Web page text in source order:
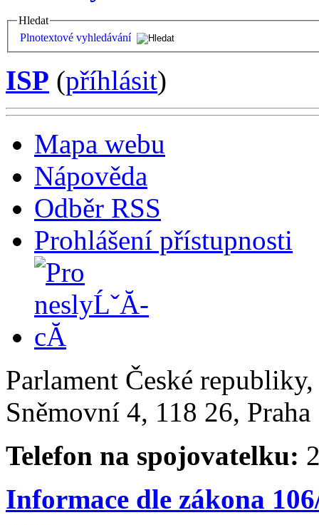
Hledat
Plnotextové vyhledávání
ISP (příhlásit)
Mapa webu
Nápověda
Odběr RSS
Prohlášení přístupnosti
Parlament České
Sněmovní 4, 118 26,
Telefon na spojovatelku:
Informace dle zákona